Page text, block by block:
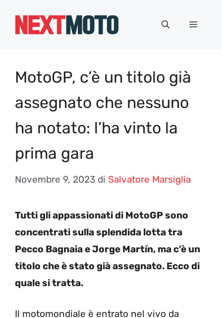
Menu
MotoGP, c’è un titolo già
assegnato che nessuno
ha notato: l’ha vinto la
prima gara
Novembre 9, 2023 di Salvatore Marsiglia
Tutti gli appassionati di MotoGP sono
concentrati sulla splendida lotta tra
Pecco Bagnaia e Jorge Martín, ma c’è un
titolo che è stato già assegnato. Ecco di
quale si tratta.
Il motomondiale è entrato nel vivo da